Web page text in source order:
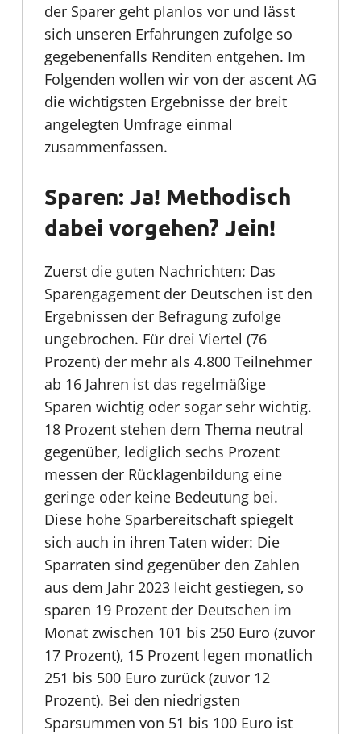
der Sparer geht planlos vor und lässt
sich unseren Erfahrungen zufolge so
gegebenenfalls Renditen entgehen. Im
Folgenden wollen wir von der ascent AG
die wichtigsten Ergebnisse der breit
angelegten Umfrage einmal
zusammenfassen.
Sparen: Ja! Methodisch
dabei vorgehen? Jein!
Zuerst die guten Nachrichten: Das
Sparengagement der Deutschen ist den
Ergebnissen der Befragung zufolge
ungebrochen. Für drei Viertel (76
Prozent) der mehr als 4.800 Teilnehmer
ab 16 Jahren ist das regelmäßige
Sparen wichtig oder sogar sehr wichtig.
18 Prozent stehen dem Thema neutral
gegenüber, lediglich sechs Prozent
messen der Rücklagenbildung eine
geringe oder keine Bedeutung bei.
Diese hohe Sparbereitschaft spiegelt
sich auch in ihren Taten wider: Die
Sparraten sind gegenüber den Zahlen
aus dem Jahr 2023 leicht gestiegen, so
sparen 19 Prozent der Deutschen im
Monat zwischen 101 bis 250 Euro (zuvor
17 Prozent), 15 Prozent legen monatlich
251 bis 500 Euro zurück (zuvor 12
Prozent). Bei den niedrigsten
Sparsummen von 51 bis 100 Euro ist